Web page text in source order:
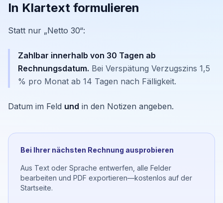
In Klartext formulieren
Statt nur „Netto 30“:
Zahlbar innerhalb von 30 Tagen ab
Rechnungsdatum. Bei Verspätung Verzugszins 1,5
% pro Monat ab 14 Tagen nach Fälligkeit.
Datum im Feld und in den Notizen angeben.
Bei Ihrer nächsten Rechnung ausprobieren
Aus Text oder Sprache entwerfen, alle Felder
bearbeiten und PDF exportieren—kostenlos auf der
Startseite.